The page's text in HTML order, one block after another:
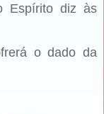
Espírito diz às
o dado da